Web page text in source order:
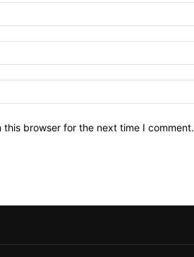
browser for the next time I comment.